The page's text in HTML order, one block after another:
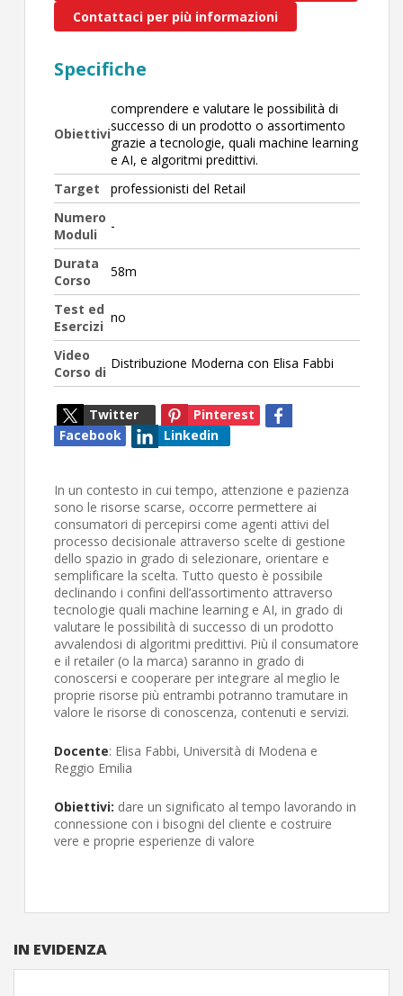
IN EVIDENZA
Contattaci per più informazioni
Specifiche
Obiettivi
comprendere e valutare le possibilità di
successo di un prodotto o assortimento
grazie a tecnologie, quali machine learning
e AI, e algoritmi predittivi.
Target
professionisti del Retail
Numero
Moduli
-
Durata
Corso
58m
Test ed
Esercizi
no
Video
Corso di
Distribuzione Moderna con Elisa Fabbi
Twitter
Pinterest
Facebook
Linkedin
In un contesto in cui tempo, attenzione e pazienza
sono le risorse scarse, occorre permettere ai
consumatori di percepirsi come agenti attivi del
processo decisionale attraverso scelte di gestione
dello spazio in grado di selezionare, orientare e
semplificare la scelta. Tutto questo è possibile
declinando i confini dell’assortimento attraverso
tecnologie quali machine learning e AI, in grado di
valutare le possibilità di successo di un prodotto
avvalendosi di algoritmi predittivi. Più il consumatore
e il retailer (o la marca) saranno in grado di
conoscersi e cooperare per integrare al meglio le
proprie risorse più entrambi potranno tramutare in
valore le risorse di conoscenza, contenuti e servizi.
Docente: Elisa Fabbi, Università di Modena e
Reggio Emilia
Obiettivi: dare un significato al tempo lavorando in
connessione con i bisogni del cliente e costruire
vere e proprie esperienze di valore